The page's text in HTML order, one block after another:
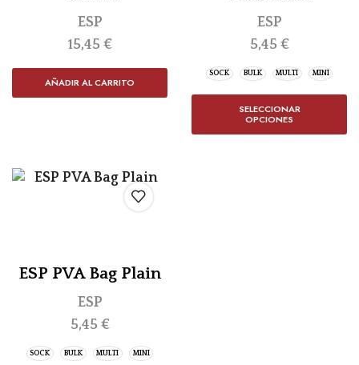
ESP
15,45 €
AÑADIR AL CARRITO
ESP
5,45 €
SOCK BULK MULTI MINI
SELECCIONAR
OPCIONES
ESP PVA Bag Plain
ESP
5,45 €
SOCK BULK MULTI MINI